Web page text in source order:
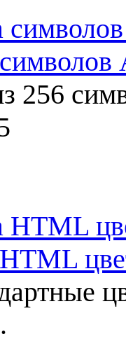
256